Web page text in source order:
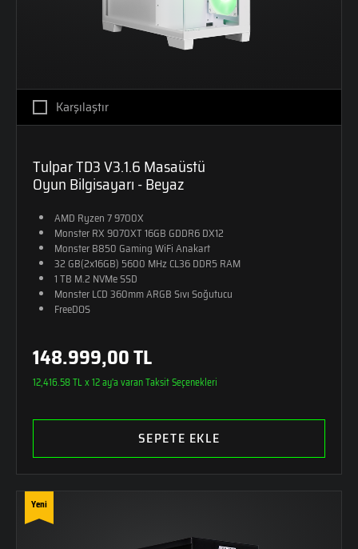
Karşılaştır
Tulpar TD3 V3.1.6 Masaüstü
Oyun Bilgisayarı - Beyaz
AMD Ryzen 7 9700X
Monster RX 9070XT 16GB GDDR6 DX12
Monster B850 Gaming WiFi Anakart
32 GB(2x16GB) 5600 MHz CL36 DDR5 RAM
1 TB M.2 NVMe SSD
Monster LCD 360mm ARGB Sıvı Soğutucu
FreeDOS
148.999,00 TL
12,416.58 TL x 12 ay'a varan Taksit Seçenekleri
SEPETE EKLE
Yeni